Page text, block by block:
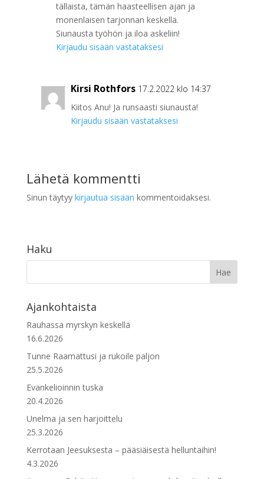
tällaista, tämän haasteellisen ajan ja
monenlaisen tarjonnan keskellä.
Siunausta työhön ja iloa askeliin!
Kirjaudu sisään vastataksesi
Kirsi Rothfors 17.2.2022 klo 14:37
Kiitos Anu! Ja runsaasti siunausta!
Kirjaudu sisään vastataksesi
Lähetä kommentti
Sinun täytyy kirjautua sisään kommentoidaksesi.
Haku
Ajankohtaista
Rauhassa myrskyn keskellä
16.6.2026
Tunne Raamattusi ja rukoile paljon
25.5.2026
Evankelioinnin tuska
20.4.2026
Unelma ja sen harjoittelu
25.3.2026
Kerrotaan Jeesuksesta – pääsiäisestä helluntaihin!
4.3.2026